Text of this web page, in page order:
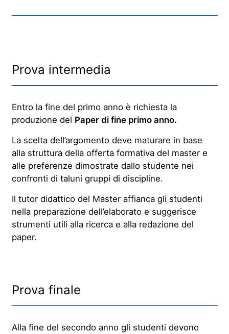
Prova intermedia
Entro la fine del primo anno è richiesta la
produzione del Paper di fine primo anno.
La scelta dell’argomento deve maturare in base
alla struttura della offerta formativa del master e
alle preferenze dimostrate dallo studente nei
confronti di taluni gruppi di discipline.
Il tutor didattico del Master affianca gli studenti
nella preparazione dell’elaborato e suggerisce
strumenti utili alla ricerca e alla redazione del
paper.
Prova finale
Alla fine del secondo anno gli studenti devono